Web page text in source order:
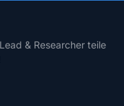
& Researcher teile